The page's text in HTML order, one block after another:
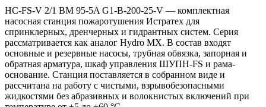
HC-FS-V 2/1 BM 95-5A G1-B-200-25-V — комплектная
насосная станция пожаротушения Истратех для
спринклерных, дренчерных и гидрантных систем. Серия
рассматривается как аналог Hydro MX. В состав входят
основные и резервные насосы, трубная обвязка, запорная и
обратная арматура, шкаф управления ШУПН-FS и рама-
основание. Станция поставляется в собранном виде и
рассчитана на работу с чистыми, взрывобезопасными
жидкостями без абразивных и волокнистых включений при